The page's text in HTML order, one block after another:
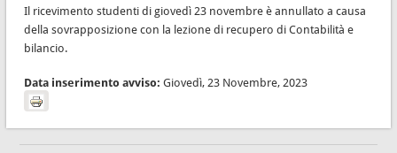
Il ricevimento studenti di giovedì 23 novembre è annullato a causa
della sovrapposizione con la lezione di recupero di Contabilità e
bilancio.
Data inserimento avviso: Giovedì, 23 Novembre, 2023